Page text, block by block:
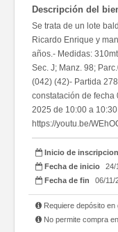
Descripción del
Se trata de un lote
Ricardo Enrique y
años.- Medidas:
Sec. J; Manz. 98;
(042) (42)- Partida
constatación de
2025 de 10:00 a
https://youtu.be/
Inicio de inscripcion
Fecha de inicio
24/
Fecha de fin
06/11/
Requiere depósito en
No permite compra